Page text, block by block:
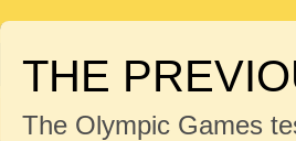
THE
The Olympic Games